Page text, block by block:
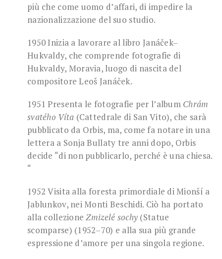
più che come uomo d’affari, di impedire la
nazionalizzazione del suo studio.
1950 Inizia a lavorare al libro Janáček–
Hukvaldy, che comprende fotografie di
Hukvaldy, Moravia, luogo di nascita del
compositore Leoš Janáček.
1951 Presenta le fotografie per l’album Chrám
svatého Víta (Cattedrale di San Vito), che sarà
pubblicato da Orbis, ma, come fa notare in una
lettera a Sonja Bullaty tre anni dopo, Orbis
decide “di non pubblicarlo, perché è una chiesa.
“
1952 Visita alla foresta primordiale di Mionší a
Jablunkov, nei Monti Beschidi. Ciò ha portato
alla collezioneZmizelé sochy (Statue
scomparse) (1952–70) e alla sua più grande
espressione d’amore per una singola regione.